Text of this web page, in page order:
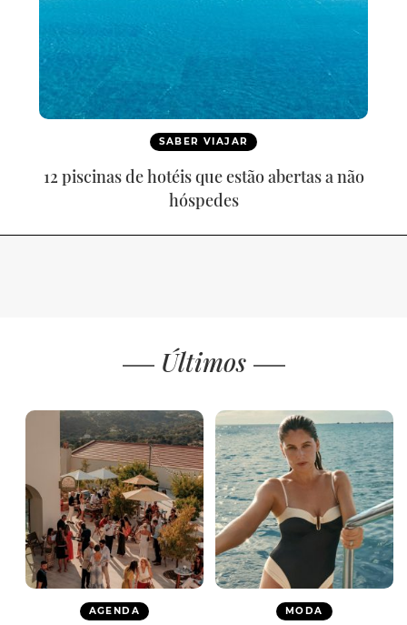
SABER VIAJAR
12 piscinas de hotéis que estão abertas a não
hóspedes
Últimos
AGENDA MODA